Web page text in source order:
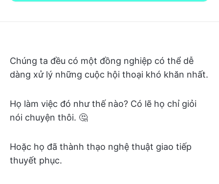
Chúng ta đều có một đồng nghiệp có thể dễ
dàng xử lý những cuộc hội thoại khó khăn nhất.
Họ làm việc đó như thế nào? Có lẽ họ chỉ giỏi
nói chuyện thôi. 🤔
Hoặc họ đã thành thạo nghệ thuật giao tiếp
thuyết phục.